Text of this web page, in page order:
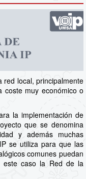
red local, principalmente
coste muy económico o
la implementación de
que se denomina
y además muchas
se utiliza para que las
comunes puedan
este caso la Red de la